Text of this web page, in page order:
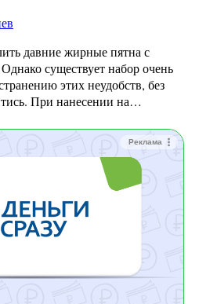
существует набор очень
этих неудобств, без
При нанесении на…
Реклама